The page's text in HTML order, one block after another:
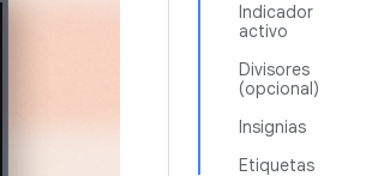
Indicador
activo
Divisores
(opcional)
Insignias
Etiquetas